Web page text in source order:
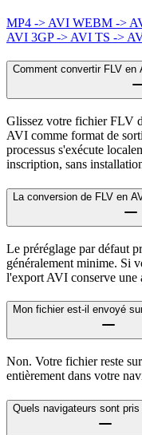
MP4 -> AVI WEBM ->
AVI 3GP -> AVI TS ->
Comment convertir FLV en
Glissez votre fichier FLV
AVI comme format de
processus s'exécute
inscription, sans
La conversion de FLV en
Le préréglage par défaut
généralement minime. Si
l'export AVI conserve une
Mon fichier est-il envoyé
Non. Votre fichier reste
entièrement dans votre
Quels navigateurs sont